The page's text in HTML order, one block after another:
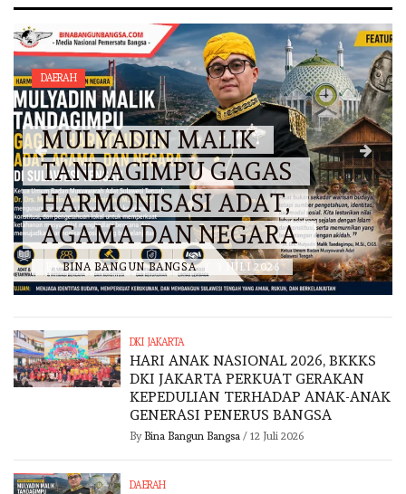
DAERAH
MULYADIN MALIK
TANDAGIMPU GAGAS
HARMONISASI ADAT,
AGAMA DAN NEGARA
BY BINA BANGUN BANGSA / 3 JULI 2026
DKI JAKARTA
HARI ANAK NASIONAL 2026, BKKKS
DKI JAKARTA PERKUAT GERAKAN
KEPEDULIAN TERHADAP ANAK-ANAK
GENERASI PENERUS BANGSA
By Bina Bangun Bangsa/ 12 Juli 2026
DAERAH